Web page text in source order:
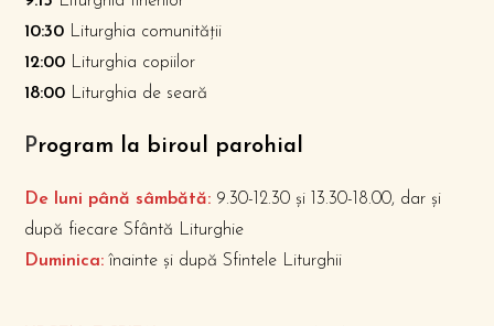
10:30 Liturghia comunității
12:00 Liturghia copiilor
18:00 Liturghia de seară
Program la biroul parohial
De luni până sâmbătă: 9.30-12.30 și 13.30-18.00, dar și
după fiecare Sfântă Liturghie
Duminica: înainte și după Sfintele Liturghii